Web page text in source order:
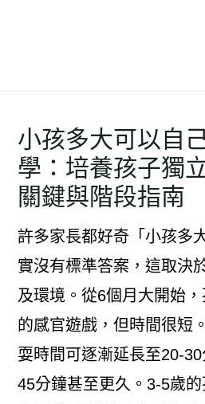
小孩多大可以自
學：培養孩子獨
關鍵與階段指南
許多家長都好奇「小孩多
實沒有標準答案，這取決
及環境。從6個月大開始
的感官遊戲，但時間很短
耍時間可逐漸延長至20-
45分鐘甚至更久。3-5歲